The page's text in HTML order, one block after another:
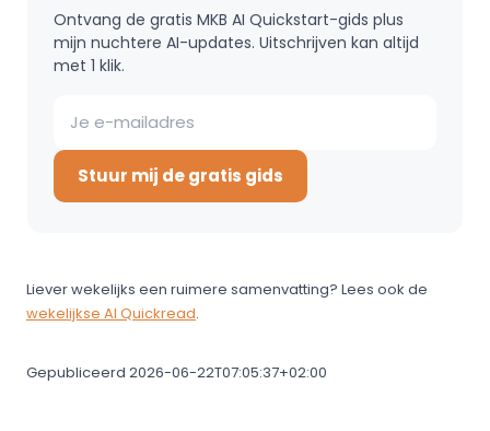
Ontvang de gratis MKB AI Quickstart-gids plus
mijn nuchtere AI-updates. Uitschrijven kan altijd
met 1 klik.
Stuur mij de gratis gids
Liever wekelijks een ruimere samenvatting? Lees ook de
wekelijkse AI Quickread.
Gepubliceerd 2026-06-22T07:05:37+02:00